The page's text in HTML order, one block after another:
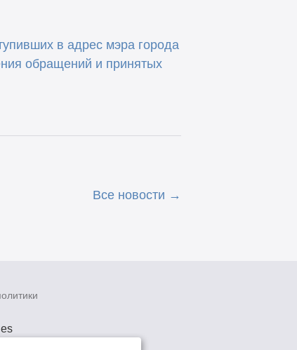
в адрес мэра города
обращений и принятых
Все новости